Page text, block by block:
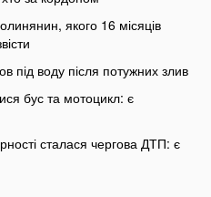
якого 16 місяців
під воду після потужних злив
бус та мотоцикл: є
сталася чергова ДТП: є